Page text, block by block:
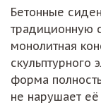
Бетонные
традиционную
монолитная
скульптурного
форма
не нарушает